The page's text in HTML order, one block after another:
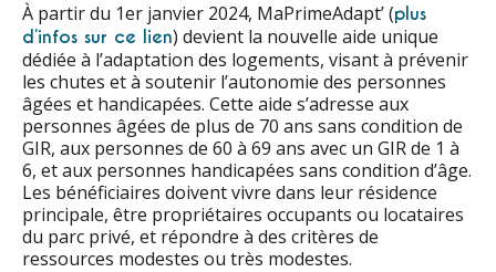
À partir du 1er janvier 2024, MaPrimeAdapt’ (plus
d’infos sur ce lien) devient la nouvelle aide unique
dédiée à l’adaptation des logements, visant à prévenir
les chutes et à soutenir l’autonomie des personnes
âgées et handicapées. Cette aide s’adresse aux
personnes âgées de plus de 70 ans sans condition de
GIR, aux personnes de 60 à 69 ans avec un GIR de 1 à
6, et aux personnes handicapées sans condition d’âge.
Les bénéficiaires doivent vivre dans leur résidence
principale, être propriétaires occupants ou locataires
du parc privé, et répondre à des critères de
ressources modestes ou très modestes.